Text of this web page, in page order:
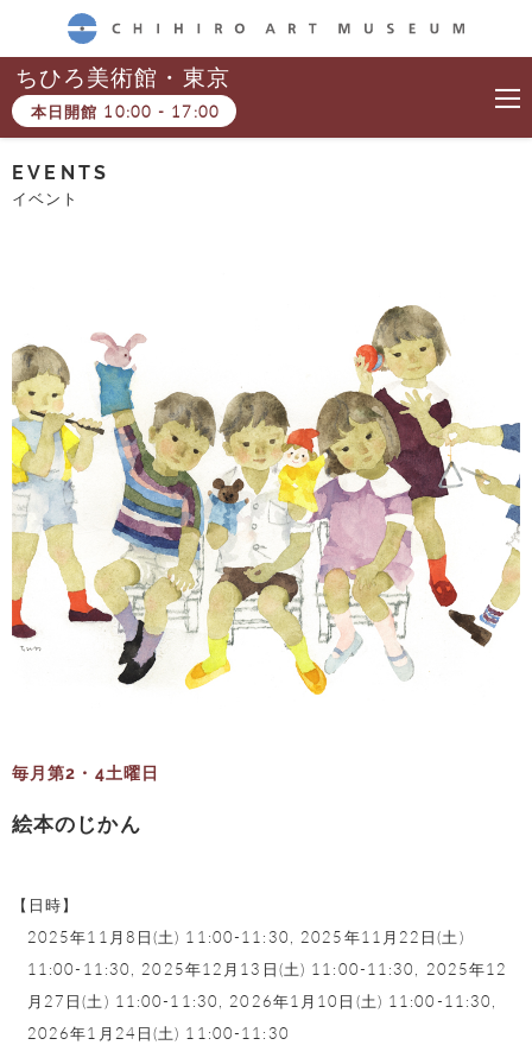
CHIHIRO ART MUSEUM
ちひろ美術館・東京
本日開館 10:00 - 17:00
EVENTS
イベント
毎月第2・4土曜日
絵本のじかん
【日時】
2025年11月8日(土) 11:00-11:30, 2025年11月22日(土)
11:00-11:30, 2025年12月13日(土) 11:00-11:30, 2025年12
月27日(土) 11:00-11:30, 2026年1月10日(土) 11:00-11:30,
2026年1月24日(土) 11:00-11:30